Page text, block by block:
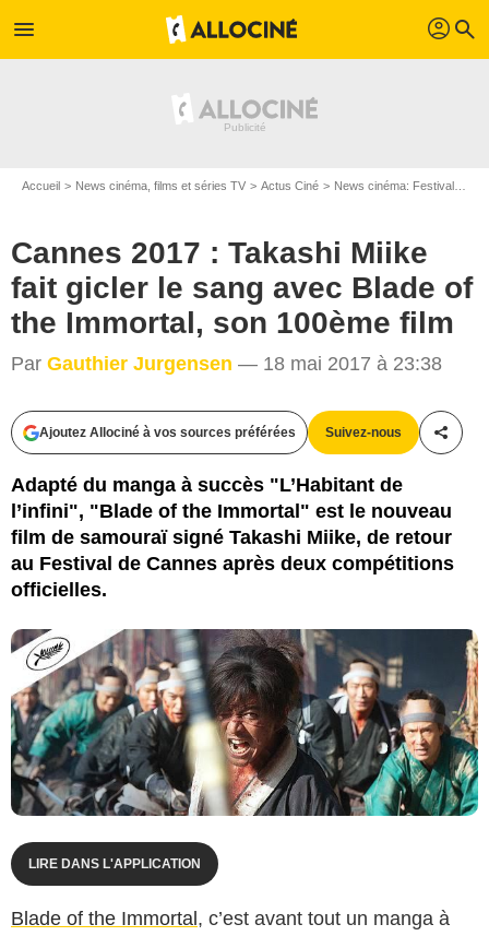
menu profil search
Accueil News cinéma, films et séries TV Actus Ciné News cinéma: Festivals
Cannes 2017 : Takashi Miike
fait gicler le sang avec Blade of
the Immortal, son 100ème film
Par Gauthier Jurgensen — 18 mai 2017 à 23:38
Ajoutez Allociné à vos sources préférées Suivez-nous
Adapté du manga à succès "L’Habitant de
l’infini", "Blade of the Immortal" est le nouveau
film de samouraï signé Takashi Miike, de retour
au Festival de Cannes après deux compétitions
officielles.
Droits réservés
LIRE DANS L'APPLICATION
Blade of the Immortal, c’est avant tout un manga à